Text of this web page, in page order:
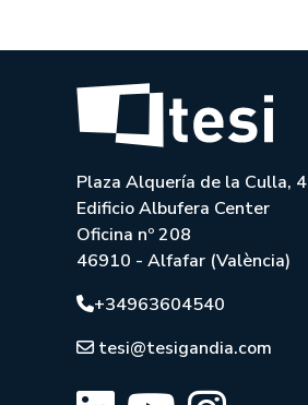
Plaza Alquería de la Culla, 4
Edificio Albufera Center
Oficina nº 208
46910 - Alfafar (València)
+34963604540
tesi@tesigandia.com